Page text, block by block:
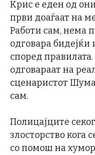
Крис е еден од
први доаѓаат на
Работи сам, нема
одговара бидејќи
според
одговараат на
сценаристот
сам.
Полицајците
злосторство кога
со помош на хумор